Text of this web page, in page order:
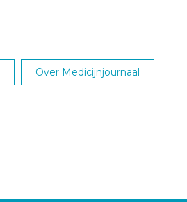
Over Medicijnjournaal